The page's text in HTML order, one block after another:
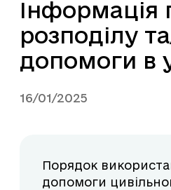
Інформація
розподілу
допомоги в
16/01/2025
Порядок
допомоги